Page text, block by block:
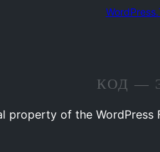
КОД —
property of the WordPress